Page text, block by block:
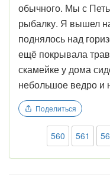
обычного. Мы с
рыбалку. Я вышел
поднялось над
ещё покрывала
скамейке у дома
небольшое ведро и
Поделиться
560 561